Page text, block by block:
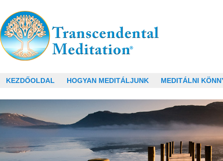
KEZDŐOLDAL HOGYAN MEDITÁLJUNK MEDITÁLNI